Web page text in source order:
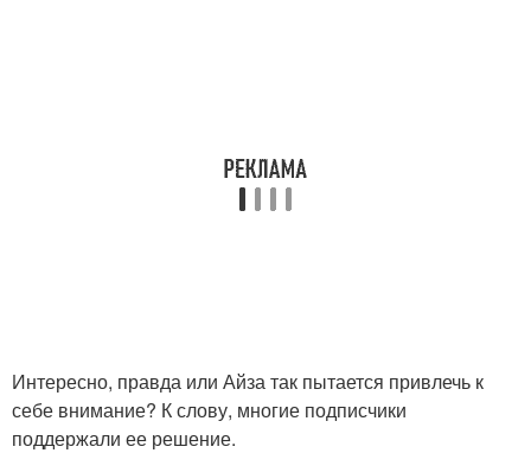
Интересно, правда или Айза так пытается привлечь к
себе внимание? К слову, многие подписчики
поддержали ее решение.